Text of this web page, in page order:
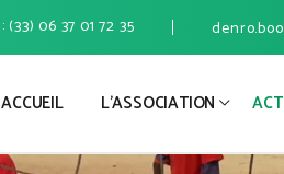
06 37 01 72 35
ACCUEIL L’ASSOCIATION